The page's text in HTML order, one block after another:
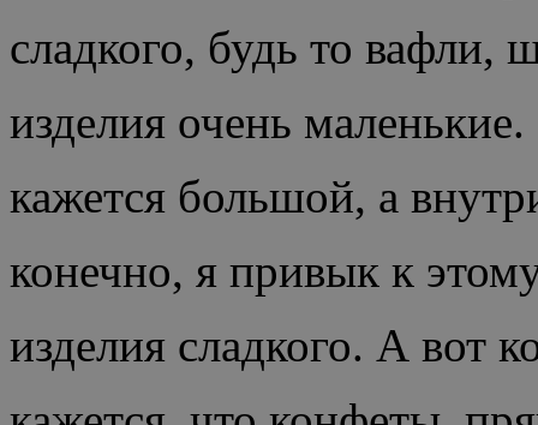
сладкого, будь то вафли,
изделия очень
кажется большой, а
конечно, я привык к
изделия сладкого. А вот